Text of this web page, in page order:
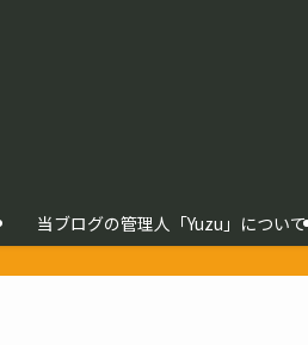
当ブログの管理人「Yuzu」について